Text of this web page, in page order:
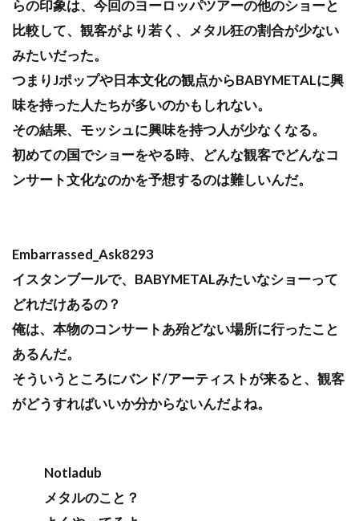
らの印象は、今回のヨーロッパツアーの他のショーと
比較して、観客がより若く、メタル狂の割合が少ない
みたいだった。
つまりJポップや日本文化の観点からBABYMETALに興
味を持った人たちが多いのかもしれない。
その結果、モッシュに興味を持つ人が少なくなる。
初めての国でショーをやる時、どんな観客でどんなコ
ンサート文化なのかを予想するのは難しいんだ。
Embarrassed_Ask8293
イスタンブールで、BABYMETALみたいなショーって
どれだけあるの？
俺は、本物のコンサートあ殆どない場所に行ったこと
あるんだ。
そういうところにバンド/アーティストが来ると、観客
がどうすればいいか分からないんだよね。
Notladub
メタルのこと？